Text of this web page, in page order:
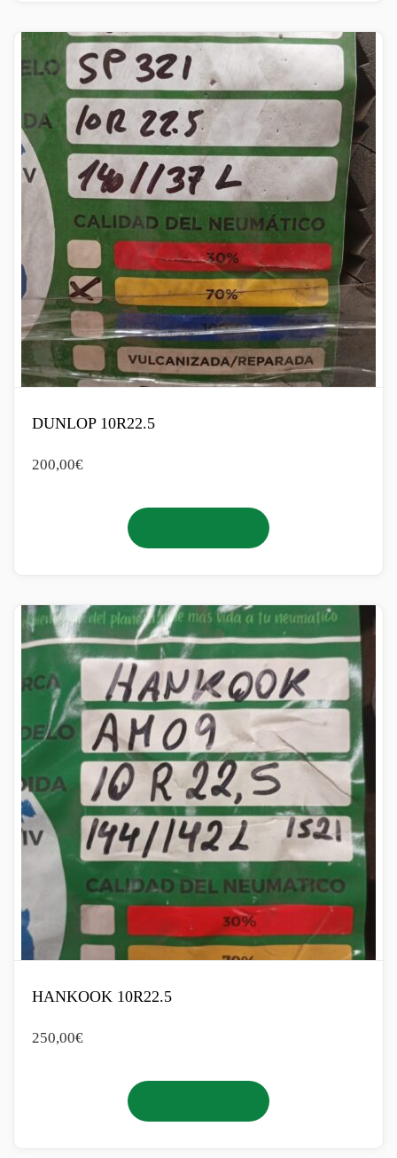
DUNLOP 10R22.5
200,00€
HANKOOK 10R22.5
250,00€